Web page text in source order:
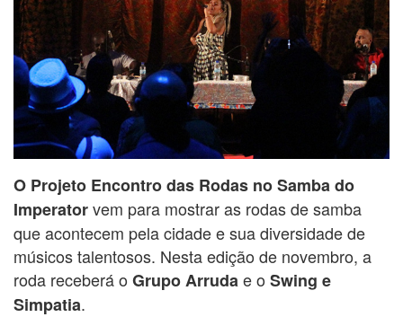
O Projeto Encontro das Rodas no Samba do
Imperatorvem para mostrar as rodas de samba
que acontecem pela cidade e sua diversidade de
músicos talentosos. Nesta edição de novembro, a
roda receberá o Grupo Arrudae o Swing e
Simpatia.